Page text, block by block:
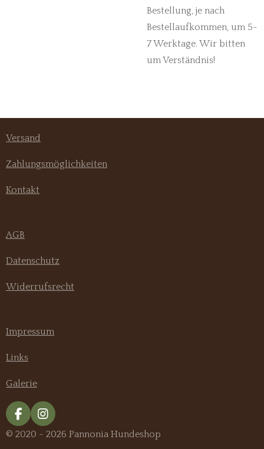
Bestellung, je nach
Bestellaufkommen, um 5-
7 Werktage. Wir bitten
um Verständnis!
Versand
Zahlungsmöglichkeiten
Kontakt
AGB
Datenschutz
Widerrufsrecht
Impressum
Links
Galerie
F
a
c
I
n
s
© 2020 - 2026 Pannonia Hundeshop